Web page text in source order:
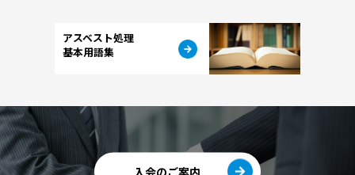
アスベスト処理
基本用語集
入会のご案内